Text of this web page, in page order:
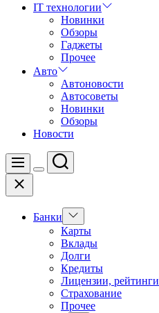
IT технологии
Новинки
Обзоры
Гаджеты
Прочее
Авто
Автоновости
Автосоветы
Новинки
Обзоры
Новости
Меню
Цвет
Поиск
Закрыть
Банки
Показать
подменю
Карты
Вклады
Долги
Кредиты
Лицензии, рейтинги
Страхование
Прочее